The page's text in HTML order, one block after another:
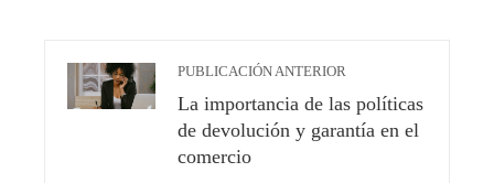
PUBLICACIÓN ANTERIOR
La importancia de las políticas
de devolución y garantía en el
comercio